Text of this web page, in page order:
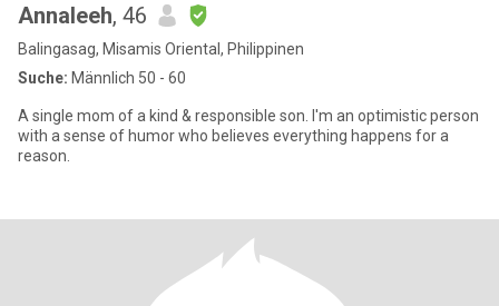
Annaleeh, 46
Balingasag, Misamis Oriental, Philippinen
Suche: Männlich 50 - 60
A single mom of a kind & responsible son. I'm an optimistic person
with a sense of humor who believes everything happens for a
reason.